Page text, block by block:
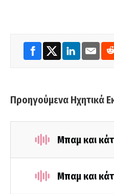
Προηγούμενα Ηχητικά
Μπαμ και
Μπαμ και